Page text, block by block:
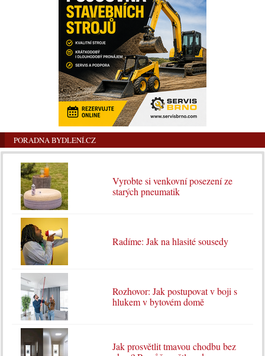
PORADNA BYDLENÍ.CZ
Vyrobte si venkovní posezení ze
starých pneumatik
Radíme: Jak na hlasité sousedy
Rozhovor: Jak postupovat v boji s
hlukem v bytovém domě
Jak prosvětlit tmavou chodbu bez